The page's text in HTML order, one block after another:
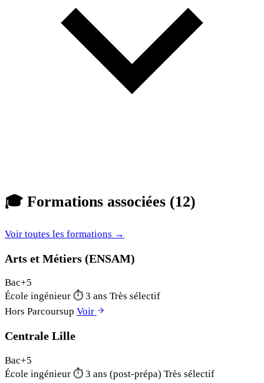
🎓 Formations associées (12)
Voir toutes les formations →
Arts et Métiers (ENSAM)
Bac+5
École ingénieur ⏱ 3 ans Très sélectif
Hors Parcoursup Voir
Centrale Lille
Bac+5
École ingénieur ⏱ 3 ans (post-prépa) Très sélectif